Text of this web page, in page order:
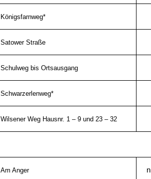
Königsfarnweg*
Satower Straße
Schulweg bis Ortsausgang
Schwarzerlenweg*
Wilsener Weg Hausnr. 1 – 9 und 23 – 32
Am Anger